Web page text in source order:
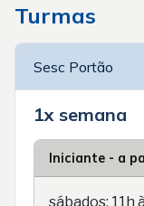
Turmas
Sesc Portão
1x semana
Iniciante - a
sábados: 11h